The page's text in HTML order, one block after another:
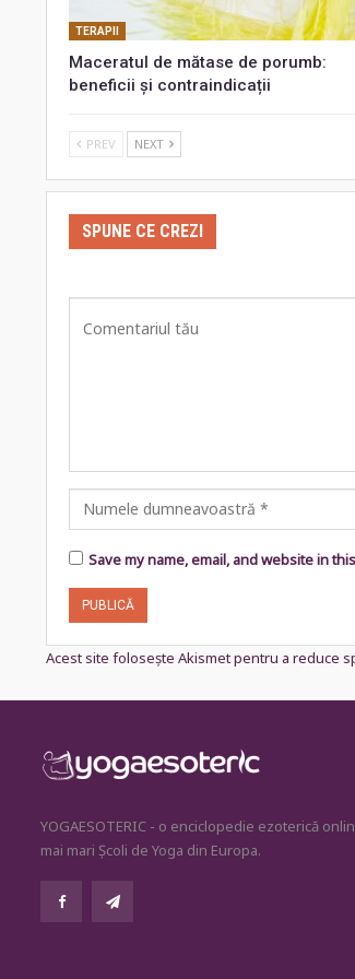
TERAPII
Maceratul de mătase de porumb:
beneficii și contraindicații
PREV NEXT
SPUNE CE CREZI
Save my name, email, and website in
Acest site folosește Akismet pentru a reduce
YOGAESOTERIC - o enciclopedie ezoterică
mai mari Școli de Yoga din Europa.